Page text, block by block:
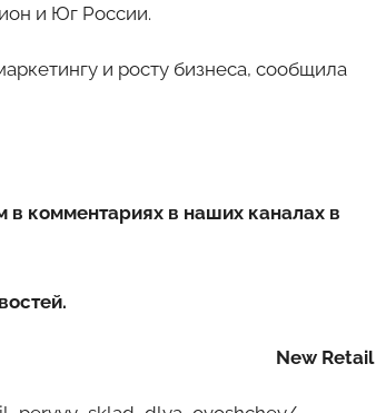
и Юг России.
и росту бизнеса, сообщила
комментариях в наших каналах в
New Retail